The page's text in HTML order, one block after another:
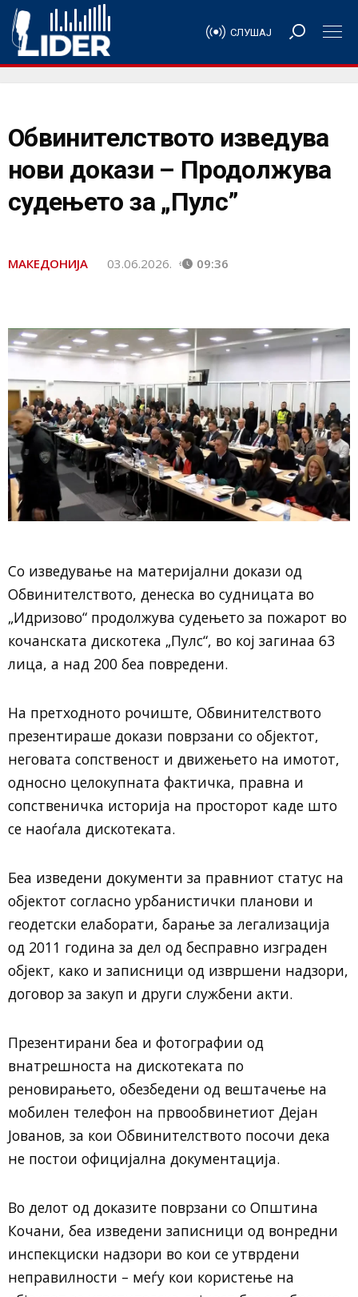
СЛУШАЈ
Обвинителството изведува
нови докази – Продолжува
судењето за „Пулс”
МАКЕДОНИЈА 03.06.2026. 09:36
Со изведување на материјални докази од
Обвинителството, денеска во судницата во
„Идризово“ продолжува судењето за пожарот во
кочанската дискотека „Пулс“, во кој загинаа 63
лица, а над 200 беа повредени.
На претходното рочиште, Обвинителството
презентираше докази поврзани со објектот,
неговата сопственост и движењето на имотот,
односно целокупната фактичка, правна и
сопственичка историја на просторот каде што
се наоѓала дискотеката.
Беа изведени документи за правниот статус на
објектот согласно урбанистички планови и
геодетски елаборати, барање за легализација
од 2011 година за дел од бесправно изграден
објект, како и записници од извршени надзори,
договор за закуп и други службени акти.
Презентирани беа и фотографии од
внатрешноста на дискотеката по
реновирањето, обезбедени од вештачење на
мобилен телефон на првообвинетиот Дејан
Јованов, за кои Обвинителството посочи дека
не постои официјална документација.
Во делот од доказите поврзани со Општина
Кочани, беа изведени записници од вонредни
инспекциски надзори во кои се утврдени
неправилности – меѓу кои користење на